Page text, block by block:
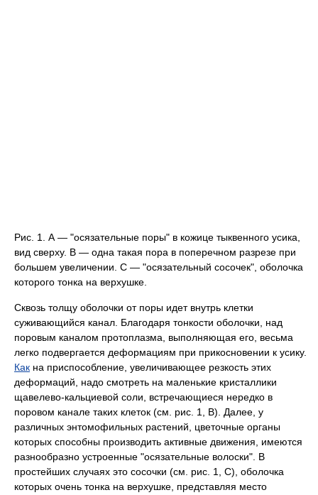
Рис. 1. А — "осязательные поры" в кожице тыквенного усика,
вид сверху. В — одна такая пора в поперечном разрезе при
большем увеличении. С — "осязательный сосочек", оболочка
которого тонка на верхушке.
Сквозь толщу оболочки от поры идет внутрь клетки
суживающийся канал. Благодаря тонкости оболочки, над
поровым каналом протоплазма, выполняющая его, весьма
легко подвергается деформациям при прикосновении к усику.
Как на приспособление, увеличивающее резкость этих
деформаций, надо смотреть на маленькие кристаллики
щавелево-кальциевой соли, встречающиеся нередко в
поровом канале таких клеток (см. рис. 1, В).
Далее, у
различных энтомофильных растений, цветочные органы
которых способны производить активные движения, имеются
разнообразно устроенные "осязательные волоски". В
простейших случаях это сосочки (см. рис. 1, С), оболочка
которых очень тонка на верхушке, представляя место